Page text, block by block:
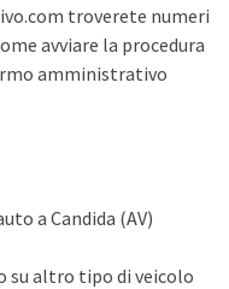
troverete numeri
avviare la procedura
amministrativo
a Candida (AV)
su altro tipo di veicolo